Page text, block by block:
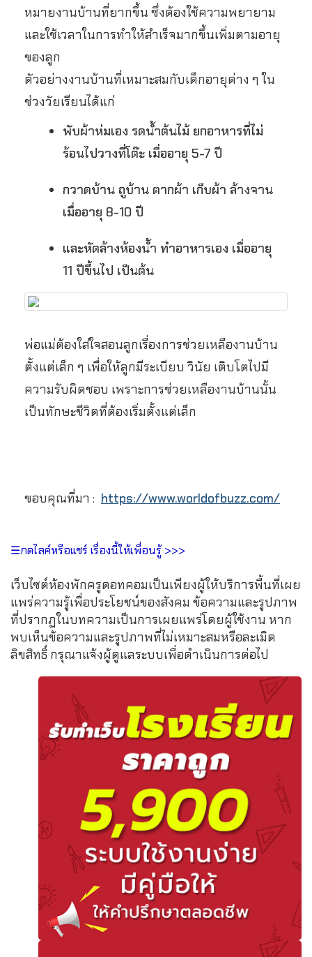
หมายงานบ้านที่ยากขึ้น ซึ่งต้องใช้ความพยายาม
และใช้เวลาในการทำให้สำเร็จมากขึ้นเพิ่มตามอายุ
ของลูก
ตัวอย่างงานบ้านที่เหมาะสมกับเด็กอายุต่าง ๆ ใน
ช่วงวัยเรียนได้แก่
พับผ้าห่มเอง รดน้ำต้นไม้ ยกอาหารที่ไม่
ร้อนไปวางที่โต๊ะ เมื่ออายุ 5-7 ปี
กวาดบ้าน ถูบ้าน ตากผ้า เก็บผ้า ล้างจาน
เมื่ออายุ 8-10 ปี
และหัดล้างห้องน้ำ ทำอาหารเอง เมื่ออายุ
11 ปีขึ้นไป เป็นต้น
พ่อแม่ต้องใส่ใจสอนลูกเรื่องการช่วยเหลืองานบ้าน
ตั้งแต่เล็ก ๆ เพื่อให้ลูกมีระเบียบ วินัย เติบโตไปมี
ความรับผิดชอบ เพราะการช่วยเหลืองานบ้านนั้น
เป็นทักษะชีวิตที่ต้องเริ่มตั้งแต่เล็ก
ขอบคุณที่มา : https://www.worldofbuzz.com/
☰กดไลค์หรือแชร์ เรื่องนี้ให้เพื่อนรู้ >>>
เว็บไซต์ห้องพักครูดอทคอมเป็นเพียงผู้ให้บริการพื้นที่เผย
แพร่ความรู้เพื่อประโยชน์ของสังคม ข้อความและรูปภาพ
ที่ปรากฏในบทความเป็นการเผยแพร่โดยผู้ใช้งาน หาก
พบเห็นข้อความและรูปภาพที่ไม่เหมาะสมหรือละเมิด
ลิขสิทธิ์ กรุณาแจ้งผู้ดูแลระบบเพื่อดำเนินการต่อไป